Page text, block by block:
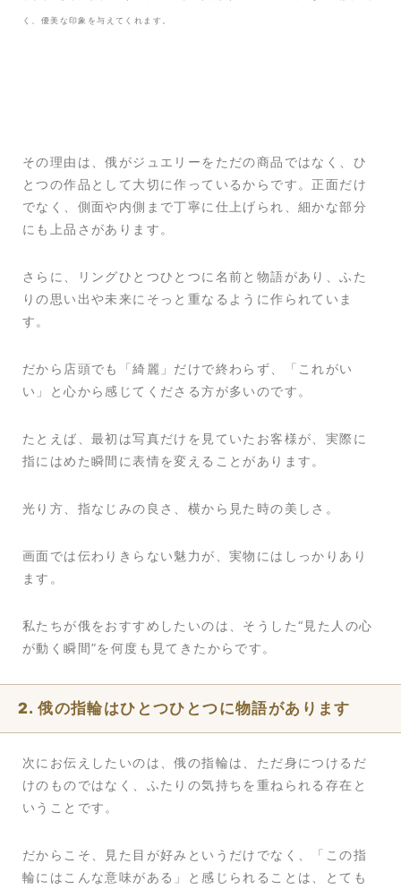
く、優美な印象を与えてくれます。
その理由は、俄がジュエリーをただの商品ではなく、ひ
とつの作品として大切に作っているからです。正面だけ
でなく、側面や内側まで丁寧に仕上げられ、細かな部分
にも上品さがあります。
さらに、リングひとつひとつに名前と物語があり、ふた
りの思い出や未来にそっと重なるように作られていま
す。
だから店頭でも「綺麗」だけで終わらず、「これがい
い」と心から感じてくださる方が多いのです。
たとえば、最初は写真だけを見ていたお客様が、実際に
指にはめた瞬間に表情を変えることがあります。
光り方、指なじみの良さ、横から見た時の美しさ。
画面では伝わりきらない魅力が、実物にはしっかりあり
ます。
私たちが俄をおすすめしたいのは、そうした“見た人の心
が動く瞬間”を何度も見てきたからです。
2. 俄の指輪はひとつひとつに物語があります
次にお伝えしたいのは、俄の指輪は、ただ身につけるだ
けのものではなく、ふたりの気持ちを重ねられる存在と
いうことです。
だからこそ、見た目が好みというだけでなく、「この指
輪にはこんな意味がある」と感じられることは、とても